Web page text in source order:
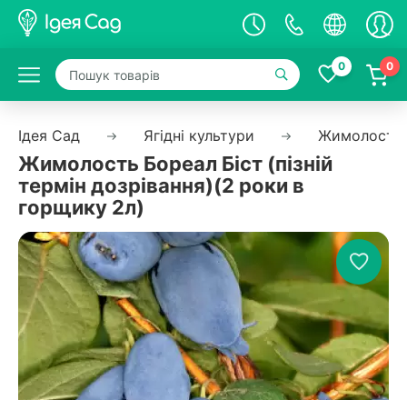
0 0
Ідея Сад Ягідні культури Жимолость
Жимолость Бореал Біст (пізній
термін дозрівання)(2 роки в
горщику 2л)